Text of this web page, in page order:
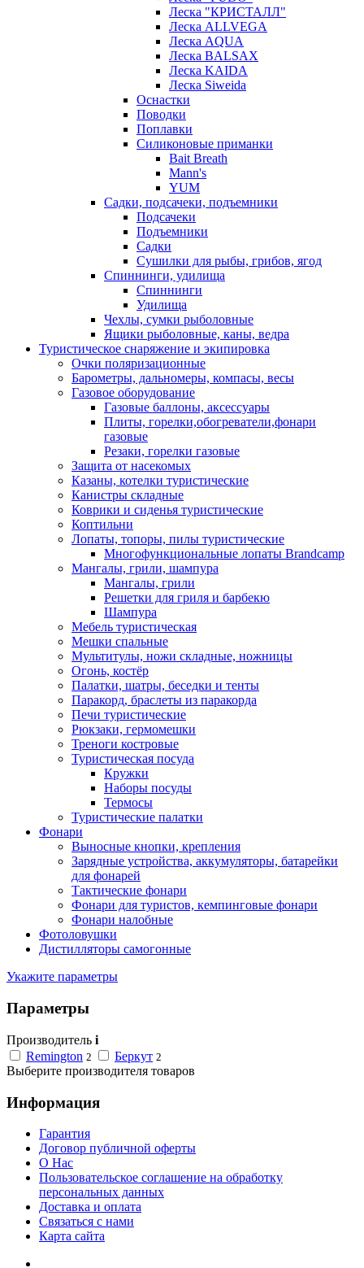
Леска "КРИСТАЛЛ"
Леска ALLVEGA
Леска AQUA
Леска BALSAX
Леска KAIDA
Леска Siweida
Оснастки
Поводки
Поплавки
Силиконовые приманки
Bait Breath
Mann's
YUM
Садки, подсачеки, подъемники
Подсачеки
Подъемники
Садки
Сушилки для рыбы, грибов, ягод
Спиннинги, удилища
Спиннинги
Удилища
Чехлы, сумки рыболовные
Ящики рыболовные, каны, ведра
Туристическое снаряжение и экипировка
Очки поляризационные
Барометры, дальномеры, компасы, весы
Газовое оборудование
Газовые баллоны, аксессуары
Плиты, горелки,обогреватели,фонари
газовые
Резаки, горелки газовые
Защита от насекомых
Казаны, котелки туристические
Канистры складные
Коврики и сиденья туристические
Коптильни
Лопаты, топоры, пилы туристические
Многофункциональные лопаты Brandcamp
Мангалы, грили, шампура
Мангалы, грили
Решетки для гриля и барбекю
Шампура
Мебель туристическая
Мешки спальные
Мультитулы, ножи складные, ножницы
Огонь, костёр
Палатки, шатры, беседки и тенты
Паракорд, браслеты из паракорда
Печи туристические
Рюкзаки, гермомешки
Треноги костровые
Туристическая посуда
Кружки
Наборы посуды
Термосы
Туристические палатки
Фонари
Выносные кнопки, крепления
Зарядные устройства, аккумуляторы, батарейки
для фонарей
Тактические фонари
Фонари для туристов, кемпинговые фонари
Фонари налобные
Фотоловушки
Дистилляторы самогонные
Укажите параметры
Параметры
Производитель i
Remington 2 Беркут 2
Выберите производителя товаров
Информация
Гарантия
Договор публичной оферты
О Нас
Пользовательское соглашение на обработку
персональных данных
Доставка и оплата
Связаться с нами
Карта сайта